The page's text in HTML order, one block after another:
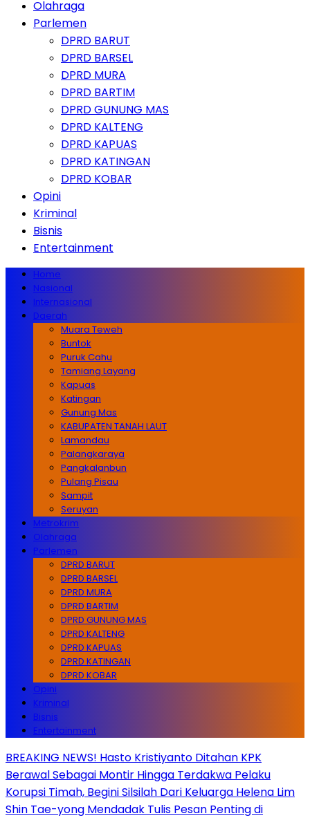
Olahraga
Parlemen
DPRD BARUT
DPRD BARSEL
DPRD MURA
DPRD BARTIM
DPRD GUNUNG MAS
DPRD KALTENG
DPRD KAPUAS
DPRD KATINGAN
DPRD KOBAR
Opini
Kriminal
Bisnis
Entertainment
Home
Nasional
Internasional
Daerah
Muara Teweh
Buntok
Puruk Cahu
Tamiang Layang
Kapuas
Katingan
Gunung Mas
KABUPATEN TANAH LAUT
Lamandau
Palangkaraya
Pangkalanbun
Pulang Pisau
Sampit
Seruyan
Metrokrim
Olahraga
Parlemen
DPRD BARUT
DPRD BARSEL
DPRD MURA
DPRD BARTIM
DPRD GUNUNG MAS
DPRD KALTENG
DPRD KAPUAS
DPRD KATINGAN
DPRD KOBAR
Opini
Kriminal
Bisnis
Entertainment
BREAKING NEWS! Hasto Kristiyanto Ditahan KPK
Berawal Sebagai Montir Hingga Terdakwa Pelaku
Korupsi Timah, Begini Silsilah Dari Keluarga Helena Lim
Shin Tae-yong Mendadak Tulis Pesan Penting di